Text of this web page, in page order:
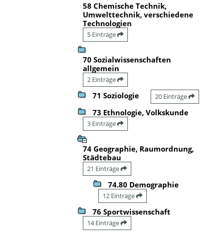
58 Chemische Technik,
Umwelttechnik, verschiedene
Technologien
5 Einträge
70 Sozialwissenschaften
allgemein
2 Einträge
71 Soziologie 20 Einträge
73 Ethnologie, Volkskunde
3 Einträge
74 Geographie, Raumordnung,
Städtebau
21 Einträge
74.80 Demographie
12 Einträge
76 Sportwissenschaft
14 Einträge